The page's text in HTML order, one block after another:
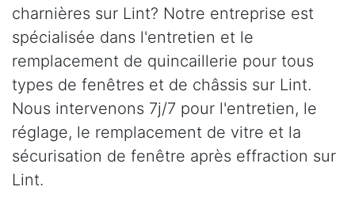
charnières sur Lint? Notre entreprise est
spécialisée dans l'entretien et le
remplacement de quincaillerie pour tous
types de fenêtres et de châssis sur Lint.
Nous intervenons 7j/7 pour l'entretien, le
réglage, le remplacement de vitre et la
sécurisation de fenêtre après effraction sur
Lint.